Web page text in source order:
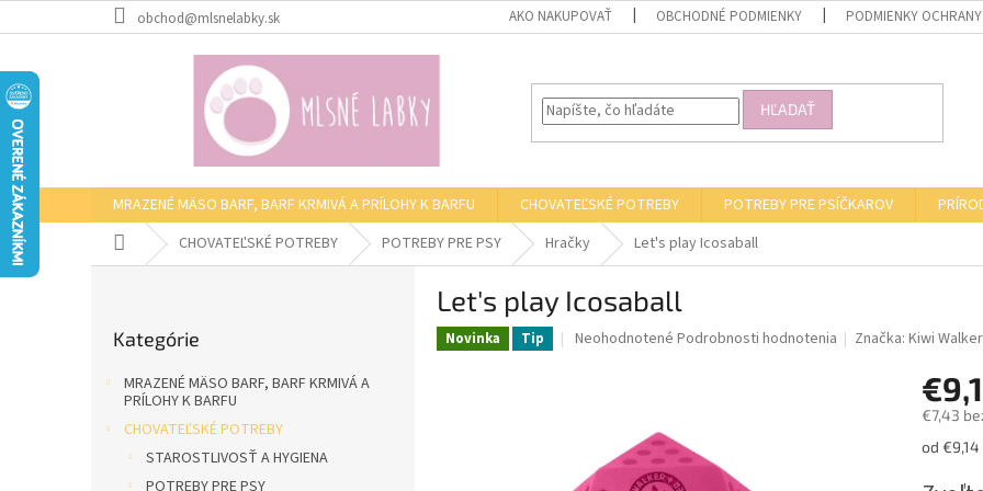
na
obchod@mlsnelabky.sk AKO NAKUPOVAŤ OBCHODNÉ PODMIENKY PODMIENKY OCHRANY
HĽADAŤ
MRAZENÉ MÄSO BARF, BARF KRMIVÁ A PRÍLOHY K BARFU CHOVATEĽSKÉ POTREBY POTREBY PRE PSÍČKAROV
Domov CHOVATEĽSKÉ POTREBY POTREBY PRE PSY Hračky Let's play Icosaball
kategórie
Kategórie
MRAZENÉ MÄSO BARF, BARF KRMIVÁ A
PRÍLOHY K BARFU
CHOVATEĽSKÉ POTREBY
STAROSTLIVOSŤ A HYGIENA
POTREBY PRE PSY
Let's play Icosaball
Novinka Tip
Priemerné
hviezdičiek.
Neohodnotené Podrobnosti hodnotenia Značka:Kiwi Walker
€7,43
od €9,14